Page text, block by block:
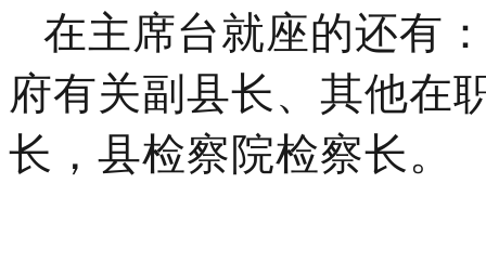
在主席台就座的还有
府有关副县长、其他在
长，县检察院检察长。